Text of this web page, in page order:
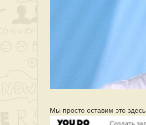
Мы просто оставим это здесь.